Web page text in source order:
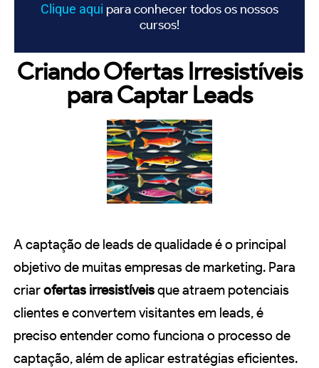
Clique aqui para conhecer todos os nossos
cursos!
Criando Ofertas Irresistíveis
para Captar Leads
A captação de leads de qualidade é o principal
objetivo de muitas empresas de marketing. Para
criarofertas irresistíveisque atraem potenciais
clientes e convertem visitantes em leads, é
preciso entender como funciona o processo de
captação, além de aplicar estratégias eficientes.